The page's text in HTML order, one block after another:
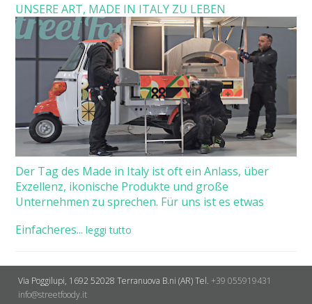
UNSERE ART, MADE IN ITALY ZU LEBEN
Der Tag des Made in Italy ist oft ein Anlass, über
Exzellenz, ikonische Produkte und große
Unternehmen zu sprechen. Für uns ist es etwas
Einfacheres... leggi tutto
Via Poggilupi, 1692 52028 Terranuova B.ni (AR)Tel. +39 055919431
info@streetfoody.it